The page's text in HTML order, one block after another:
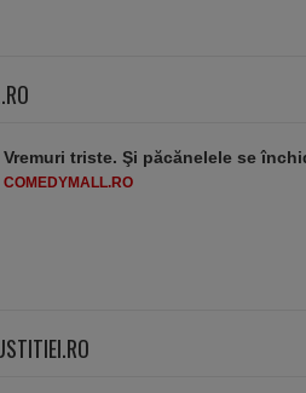
Vremuri triste. Şi păcănelele se
COMEDYMALL.RO